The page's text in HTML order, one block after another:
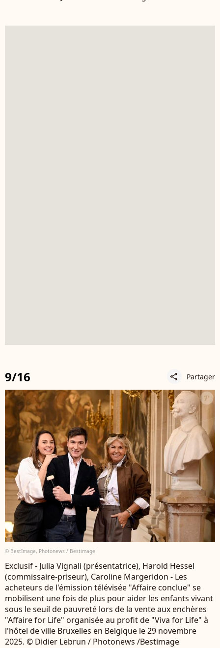
9/16 share Partager
© BestImage, Photonews / Bestimage
Exclusif - Julia Vignali (présentatrice), Harold Hessel
(commissaire-priseur), Caroline Margeridon - Les
acheteurs de l'émission télévisée "Affaire conclue" se
mobilisent une fois de plus pour aider les enfants vivant
sous le seuil de pauvreté lors de la vente aux enchères
"Affaire for Life" organisée au profit de "Viva for Life" à
l'hôtel de ville Bruxelles en Belgique le 29 novembre
2025. © Didier Lebrun / Photonews /Bestimage